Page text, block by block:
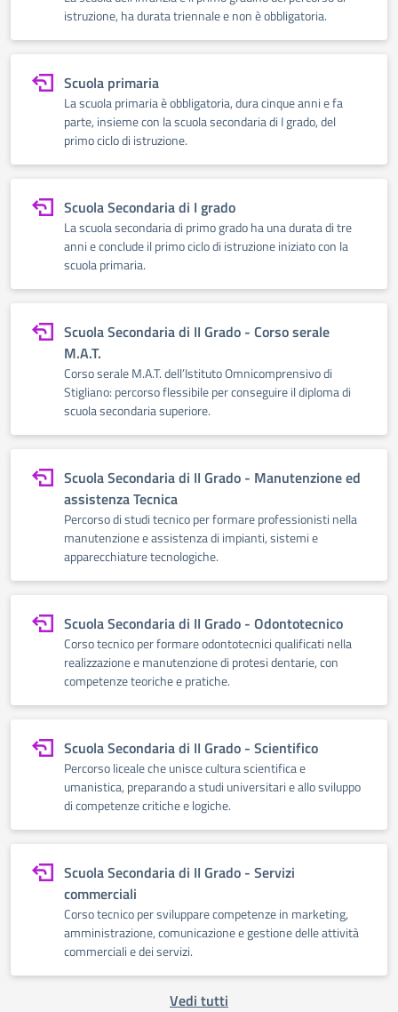
istruzione, ha durata triennale e non è obbligatoria.
Scuola primaria
La scuola primaria è obbligatoria, dura cinque anni e fa
parte, insieme con la scuola secondaria di I grado, del
primo ciclo di istruzione.
Scuola Secondaria di I grado
La scuola secondaria di primo grado ha una durata di tre
anni e conclude il primo ciclo di istruzione iniziato con la
scuola primaria.
Scuola Secondaria di II Grado - Corso serale
M.A.T.
Corso serale M.A.T. dell’Istituto Omnicomprensivo di
Stigliano: percorso flessibile per conseguire il diploma di
scuola secondaria superiore.
Scuola Secondaria di II Grado - Manutenzione ed
assistenza Tecnica
Percorso di studi tecnico per formare professionisti nella
manutenzione e assistenza di impianti, sistemi e
apparecchiature tecnologiche.
Scuola Secondaria di II Grado - Odontotecnico
Corso tecnico per formare odontotecnici qualificati nella
realizzazione e manutenzione di protesi dentarie, con
competenze teoriche e pratiche.
Scuola Secondaria di II Grado - Scientifico
Percorso liceale che unisce cultura scientifica e
umanistica, preparando a studi universitari e allo sviluppo
di competenze critiche e logiche.
Scuola Secondaria di II Grado - Servizi
commerciali
Corso tecnico per sviluppare competenze in marketing,
amministrazione, comunicazione e gestione delle attività
commerciali e dei servizi.
Vedi tutti